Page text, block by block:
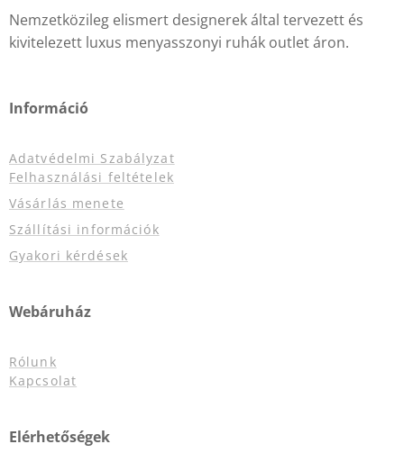
Nemzetközileg elismert designerek által tervezett és
kivitelezett luxus menyasszonyi ruhák outlet áron.
Információ
Adatvédelmi Szabályzat
Felhasználási feltételek
Vásárlás menete
Szállítási információk
Gyakori kérdések
Webáruház
Rólunk
Kapcsolat
Elérhetőségek